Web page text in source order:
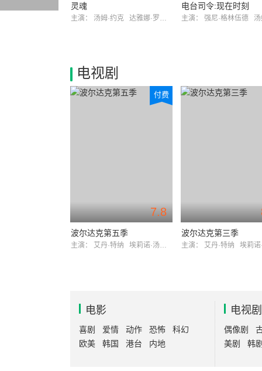
灵魂
主演： 汤姆·约克 达雅娜·罗西奥内
电台司令:现在时刻
主演： 强尼·格林伍德 汤
电视剧
7.8
付费
波尔达克第五季
主演： 艾丹·特纳 埃莉诺·汤姆林森
波尔达克第三季
主演： 艾丹·特纳 埃莉诺·汤
电影
喜剧 爱情 动作 恐怖
科幻
欧美
韩国 港台 内地
电视剧
偶像剧
美剧
韩